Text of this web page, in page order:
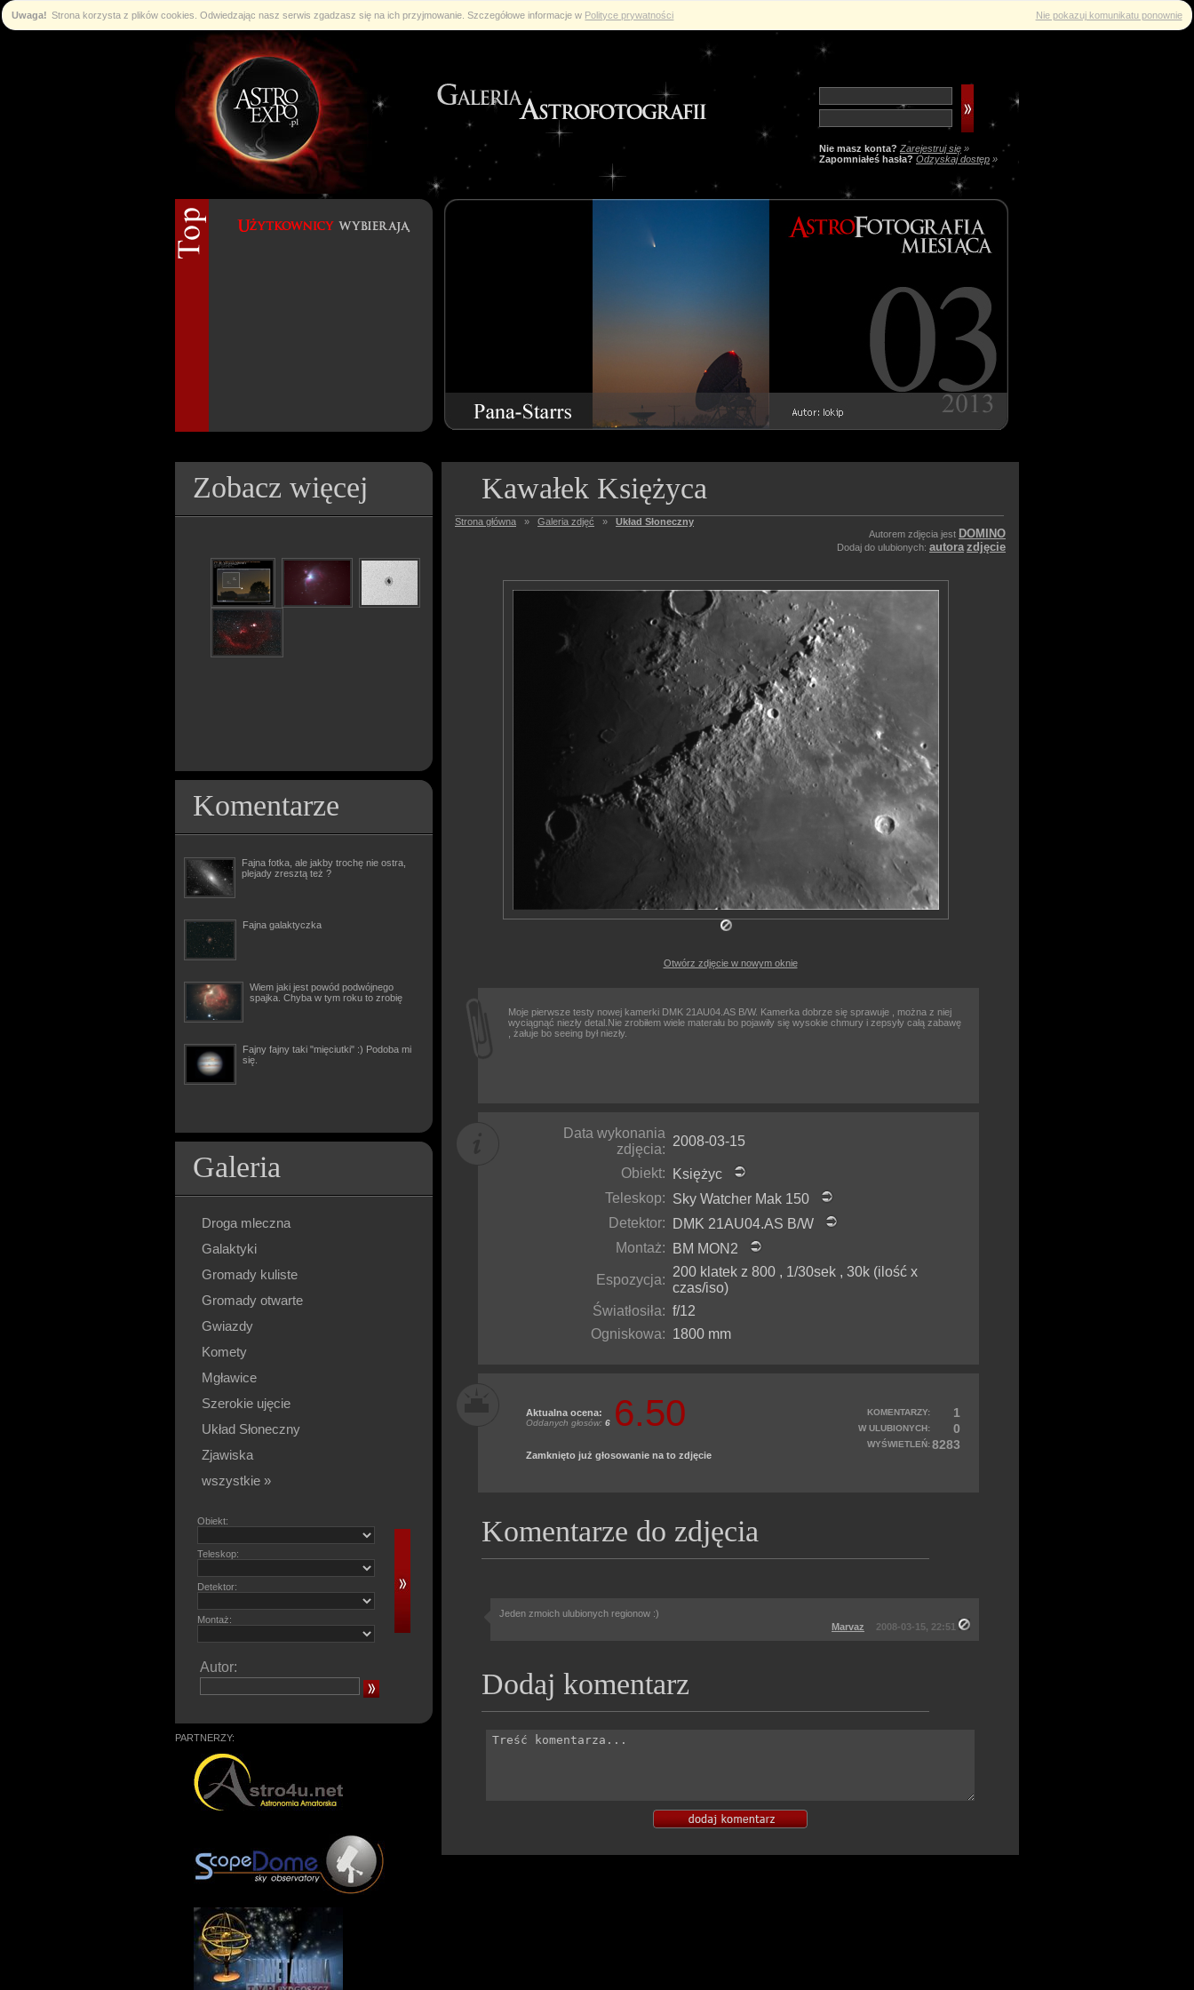
Uwaga! Strona korzysta z plików cookies. Odwiedzając nasz serwis zgadzasz się na ich przyjmowanie. Szczegółowe informacje w Polityce prywatności Nie pokazuj komunikatu ponownie
Nie masz konta? Zarejestruj się »
Zapomniałeś hasła? Odzyskaj dostęp »
Zobacz więcej
Komentarze
Fajna fotka, ale jakby trochę nie ostra,
plejady zresztą też ?
Fajna galaktyczka
Wiem jaki jest powód podwójnego
spajka. Chyba w tym roku to zrobię
Fajny fajny taki "mięciutki" :) Podoba mi
się.
Galeria
Droga mleczna
Galaktyki
Gromady kuliste
Gromady otwarte
Gwiazdy
Komety
Mgławice
Szerokie ujęcie
Układ Słoneczny
Zjawiska
wszystkie »
Obiekt:
Teleskop:
Detektor:
Montaż:
Autor:
PARTNERZY:
Kawałek Księżyca
Strona główna » Galeria zdjęć » Układ Słoneczny
Autorem zdjęcia jest DOMINO
Dodaj do ulubionych: autora zdjęcie
Otwórz zdjęcie w nowym oknie
Moje pierwsze testy nowej kamerki DMK 21AU04.AS B/W. Kamerka dobrze się sprawuje , można z niej
wyciągnąć niezły detal.Nie zrobiłem wiele materału bo pojawiły się wysokie chmury i zepsyły całą zabawę
, żałuje bo seeing był niezły.
Data wykonania
zdjęcia:
2008-03-15
Obiekt:
Księżyc
Teleskop: Sky Watcher Mak 150
Detektor:
DMK 21AU04.AS B/W
Montaż:
BM MON2
Espozycja:
200 klatek z 800 , 1/30sek , 30k (ilość x
czas/iso)
Światłosiła: f/12
Ogniskowa: 1800 mm
6.50
Aktualna ocena:
Oddanych głosów: 6
Zamknięto już głosowanie na to zdjęcie
KOMENTARZY: 1
W ULUBIONYCH: 0
WYŚWIETLEŃ:8283
Komentarze do zdjęcia
Jeden zmoich ulubionych regionow :)
Marvaz
2008-03-15, 22:51
Dodaj komentarz